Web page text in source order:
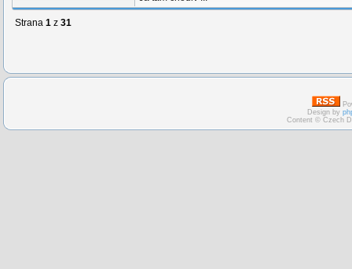
Strana 1 z 31
Design by
Content © Czech